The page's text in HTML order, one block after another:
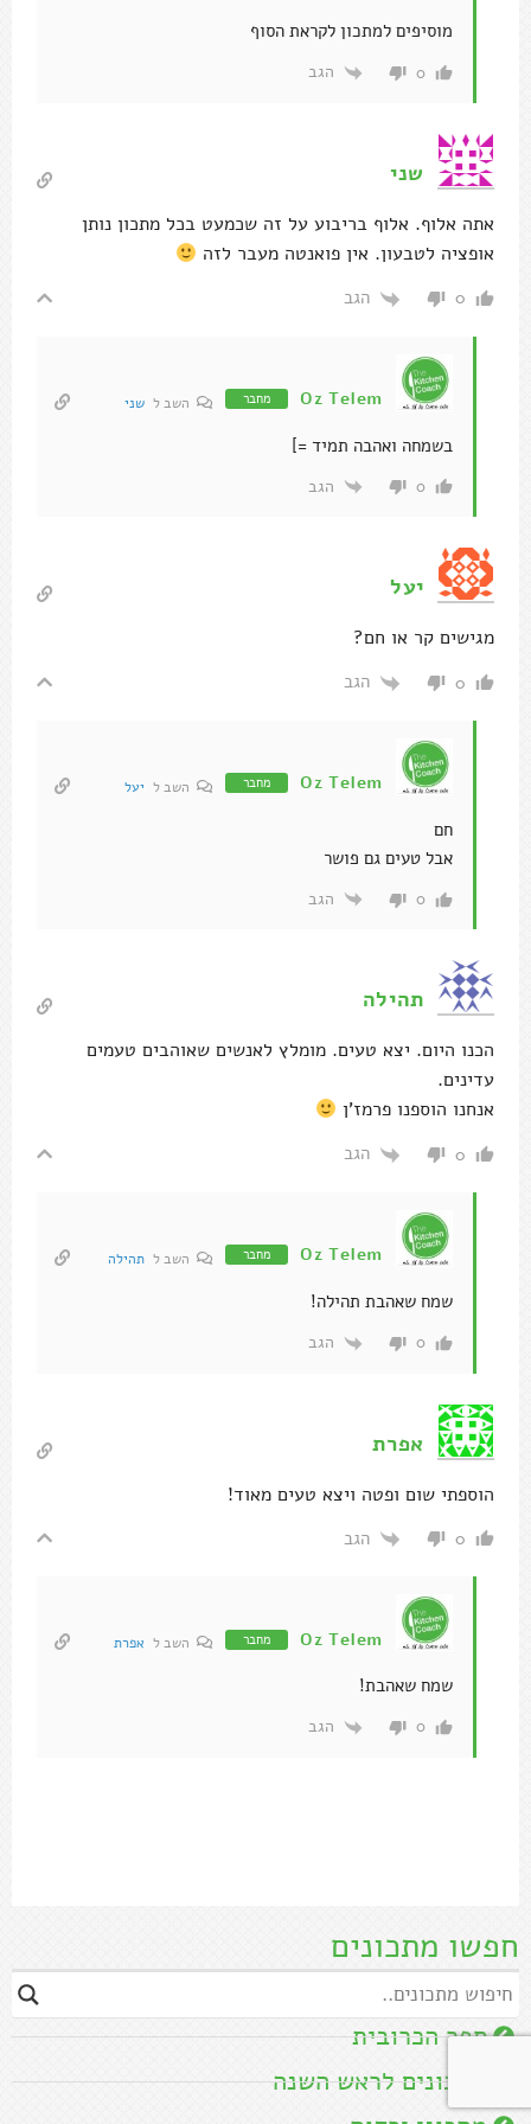
חפשו מתכונים
ספר הכרובית
מתכונים לראש השנה
מוסיפים למתכון לקראת הסוף
0 הגב
שני
אתה אלוף. אלוף בריבוע על זה שכמעט בכל מתכון נותן
אופציה לטבעון. אין פואנטה מעבר לזה
0 הגב
Oz Telem מחבר השב ל שני
בשמחה ואהבה תמיד =]
0 הגב
יעל
מגישים קר או חם?
0 הגב
Oz Telem מחבר השב ל יעל
חם
אבל טעים גם פושר
0 הגב
תהילה
הכנו היום. יצא טעים. מומלץ לאנשים שאוהבים טעמים
עדינים.
אנחנו הוספנו פרמז'ן
0 הגב
Oz Telem מחבר השב ל תהילה
שמח שאהבת תהילה!
0 הגב
אפרת
הוספתי שום ופטה ויצא טעים מאוד!
0 הגב
Oz Telem מחבר השב ל אפרת
שמח שאהבת!
0 הגב